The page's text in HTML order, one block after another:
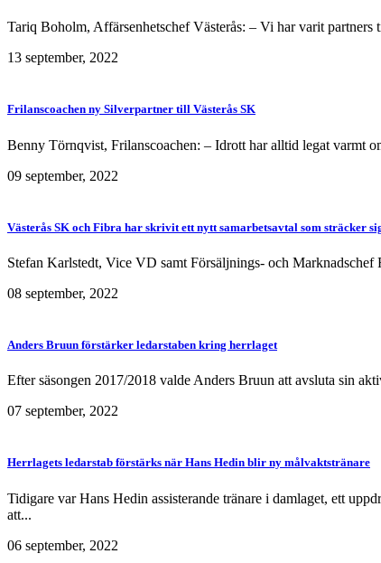
Tariq Boholm, Affärsenhetschef Västerås: – Vi har varit
13 september, 2022
Frilanscoachen ny Silverpartner till Västerås SK
Benny Törnqvist, Frilanscoachen: – Idrott har alltid legat varmt
09 september, 2022
Västerås SK och Fibra har skrivit ett nytt samarbetsavtal som sträcker
Stefan Karlstedt, Vice VD samt Försäljnings- och
08 september, 2022
Anders Bruun förstärker ledarstaben kring herrlaget
Efter säsongen 2017/2018 valde Anders Bruun att avsluta sin
07 september, 2022
Herrlagets ledarstab förstärks när Hans Hedin blir ny målvaktstränare
Tidigare var Hans Hedin assisterande tränare i damlaget, ett
att...
06 september, 2022